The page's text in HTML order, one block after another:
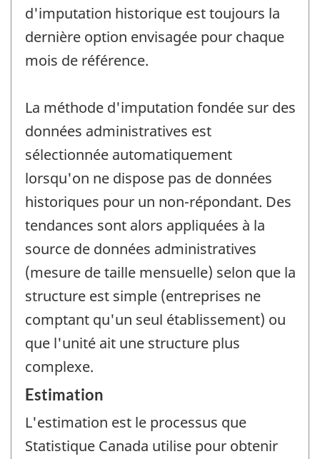
d'imputation historique est toujours la
dernière option envisagée pour chaque
mois de référence.
La méthode d'imputation fondée sur des
données administratives est
sélectionnée automatiquement
lorsqu'on ne dispose pas de données
historiques pour un non-répondant. Des
tendances sont alors appliquées à la
source de données administratives
(mesure de taille mensuelle) selon que la
structure est simple (entreprises ne
comptant qu'un seul établissement) ou
que l'unité ait une structure plus
complexe.
Estimation
L'estimation est le processus que
Statistique Canada utilise pour obtenir